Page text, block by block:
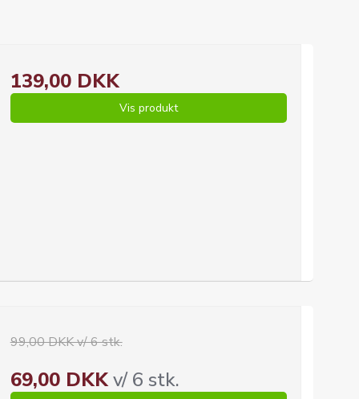
139,00 DKK
Vis produkt
99,00 DKK v/ 6 stk.
69,00 DKKv/ 6 stk.